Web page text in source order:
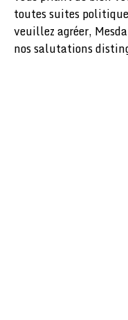
toutes suites
veuillez agréer,
nos salutations